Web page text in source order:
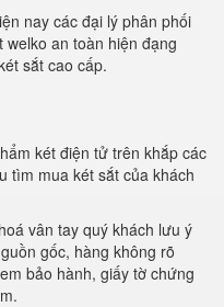
nay các đại lý phân phối
an toàn hiện đạng
sắt cao cấp.
két điện tử trên khắp các
tìm mua két sắt của khách
vân tay quý khách lưu ý
gốc, hàng không rõ
bảo hành, giấy tờ chứng